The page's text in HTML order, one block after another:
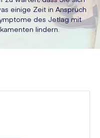
einige Zeit in Anspruch
des Jetlag mit
lindern.